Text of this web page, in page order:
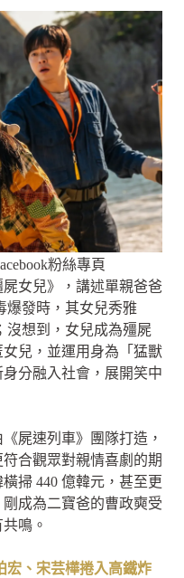
粉絲專頁
女兒》，講述單親爸爸
爆發時，其女兒秀雅
沒想到，女兒成為殭屍
兒，並運用身為「猛獸
分融入社會，展開笑中
屍速列車》團隊打造，
合觀眾對親情喜劇的期
掃 440 億韓元，甚至更
成為二寶爸的曹政奭受
鳴。
、宋芸樺捲入高鐵炸